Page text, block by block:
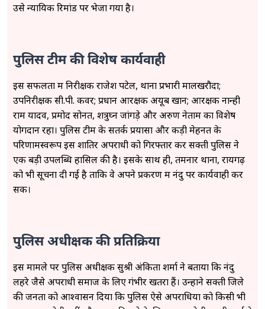
उसे न्यायिक रिमांड पर भेजा गया है।
पुलिस टीम की विशेष कार्यवाही
इस सफलता में निरीक्षक राजेश पटेल, थाना प्रभारी मालखरौदा;
उपनिरीक्षक सी.पी. कवर; प्रधान आरक्षक अयूब खान; आरक्षक नान्ही
राम यादव, प्रमोद सोनत, शत्रुघ्न जांगड़े और अरुण नेताम का विशेष
योगदान रहा। पुलिस टीम के सतर्क प्रयासों और कड़ी मेहनत के
परिणामस्वरूप इस शातिर अपराधी को गिरफ्तार कर सक्ती पुलिस ने
एक बड़ी उपलब्धि हासिल की है। इसके साथ ही, तमनार थाना, रायगढ़
को भी सूचना दी गई है ताकि वे अपने प्रकरण में नंदु पर कार्यवाही कर
सकें।
पुलिस अधीक्षक की प्रतिक्रिया
इस मामले पर पुलिस अधीक्षक सुश्री अंकिता शर्मा ने बताया कि नंदु
लहरे जैसे अपराधी समाज के लिए गंभीर खतरा हैं। उन्होंने सक्ती जिले
की जनता को आश्वासन दिया कि पुलिस ऐसे अपराधियों को किसी भी